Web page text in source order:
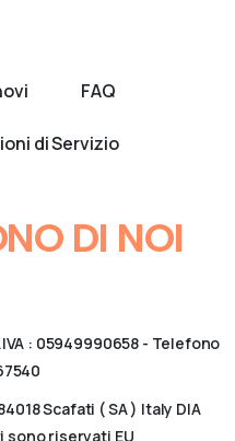
FAQ
di Servizio
DI NOI
: 05949990658 - Telefono
Scafati ( SA ) Italy DIA
sono riservati EU